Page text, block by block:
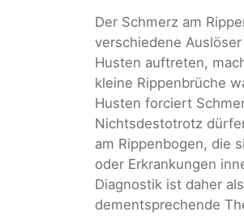
Der Schmerz am
verschiedene
Husten auftreten,
kleine Rippenbrüche
Husten forciert
Nichtsdestotrotz
am Rippenbogen, die
oder Erkrankungen
Diagnostik ist daher
dementsprechende